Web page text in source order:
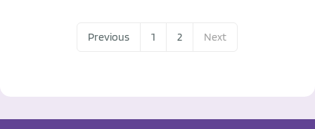
Previous 1 2 Next